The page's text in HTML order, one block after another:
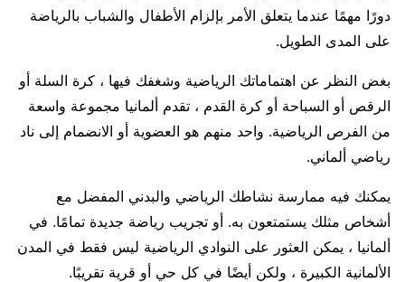
دورًا مهمًا عندما يتعلق الأمر بإلزام الأطفال والشباب بالرياضة
على المدى الطويل.
بغض النظر عن اهتماماتك الرياضية وشغفك فيها ، كرة السلة أو
الرقص أو السباحة أو كرة القدم ، تقدم ألمانيا مجموعة واسعة
من الفرص الرياضية. واحد منهم هو العضوية أو الانضمام إلى ناد
رياضي ألماني.
يمكنك فيه ممارسة نشاطك الرياضي والبدني المفضل مع
أشخاص مثلك يستمتعون به. أو تجريب رياضة جديدة تمامًا. في
ألمانيا ، يمكن العثور على النوادي الرياضية ليس فقط في المدن
الألمانية الكبيرة ، ولكن أيضًا في كل حي أو قرية تقريبًا.